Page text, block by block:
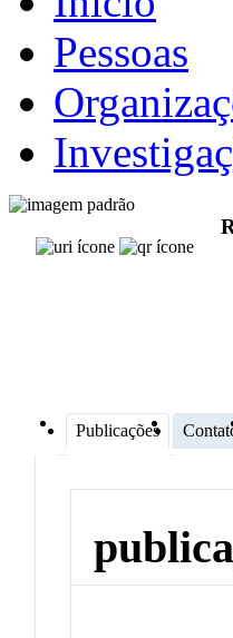
Pessoas
Publicações